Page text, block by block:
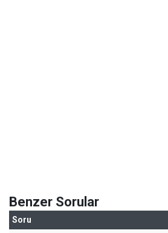
Benzer Sorular
Soru